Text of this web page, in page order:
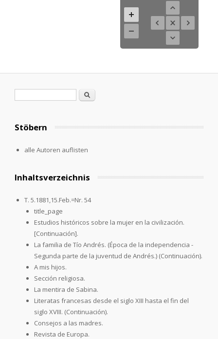
Suche
Stöbern
alle Autoren auflisten
Inhaltsverzeichnis
T. 5.1881,15.Feb.=Nr. 54
title_page
Estudios históricos sobre la mujer en la civilización.
[Continuación].
La familia de Tío Andrés. (Época de la independencia -
Segunda parte de la juventud de Andrés.) (Continuación).
A mis hijos.
Sección religiosa.
La mentira de Sabina.
Literatas francesas desde el siglo XIII hasta el fin del
siglo XVIII. (Continuación).
Consejos a las madres.
Revista de Europa.